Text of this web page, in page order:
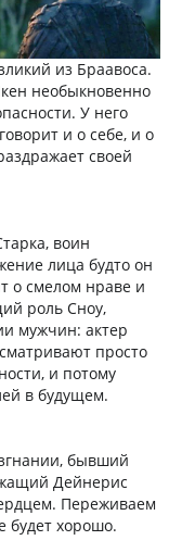
из Браавоса.
необыкновенно
У него
и о себе, и о
своей
воин
лица будто он
о смелом нраве и
роль Сноу,
мужчин: актер
просто
и потому
в будущем.
бывший
Дейнерис
Переживаем
будет хорошо.